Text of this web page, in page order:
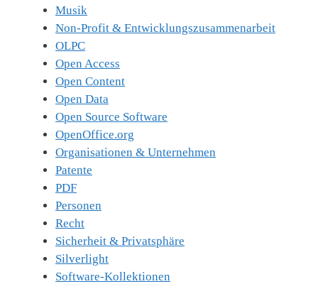
Musik
Non-Profit & Entwicklungszusammenarbeit
OLPC
Open Access
Open Content
Open Data
Open Source Software
OpenOffice.org
Organisationen & Unternehmen
Patente
PDF
Personen
Recht
Sicherheit & Privatsphäre
Silverlight
Software-Kollektionen